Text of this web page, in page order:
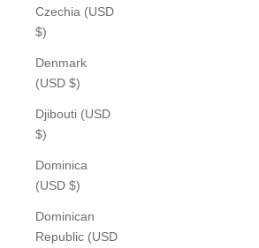
Czechia (USD
$)
Denmark
(USD $)
Djibouti (USD
$)
Dominica
(USD $)
Dominican
Republic (USD